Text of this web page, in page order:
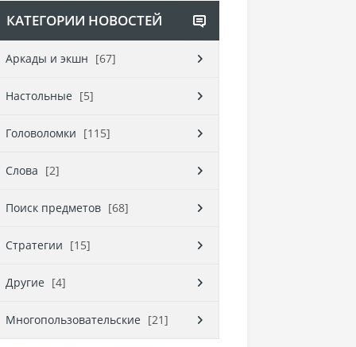
КАТЕГОРИИ НОВОСТЕЙ
Аркады и экшн [67]
Настольные [5]
Головоломки [115]
Слова [2]
Поиск предметов [68]
Стратегии [15]
Другие [4]
Многопользовательские [21]